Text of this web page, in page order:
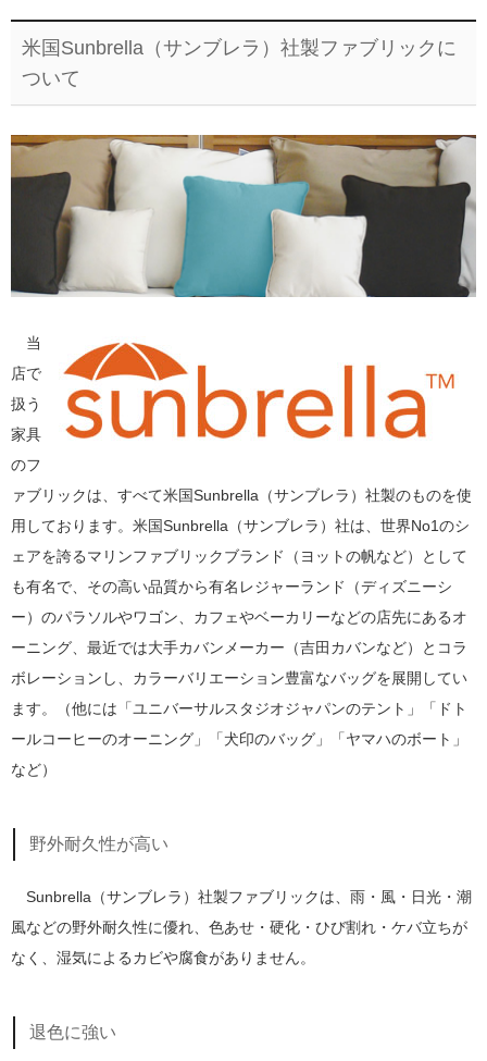
米国Sunbrella（サンブレラ）社製ファブリックに
ついて
当
店で
扱う
家具
のフ
ァブリックは、すべて米国Sunbrella（サンブレラ）社製のものを使
用しております。米国Sunbrella（サンブレラ）社は、世界No1のシ
ェアを誇るマリンファブリックブランド（ヨットの帆など）として
も有名で、その高い品質から有名レジャーランド（ディズニーシ
ー）のパラソルやワゴン、カフェやベーカリーなどの店先にあるオ
ーニング、最近では大手カバンメーカー（吉田カバンなど）とコラ
ボレーションし、カラーバリエーション豊富なバッグを展開してい
ます。（他には「ユニバーサルスタジオジャパンのテント」「ドト
ールコーヒーのオーニング」「犬印のバッグ」「ヤマハのボート」
など）
野外耐久性が高い
Sunbrella（サンブレラ）社製ファブリックは、雨・風・日光・潮
風などの野外耐久性に優れ、色あせ・硬化・ひび割れ・ケバ立ちが
なく、湿気によるカビや腐食がありません。
退色に強い